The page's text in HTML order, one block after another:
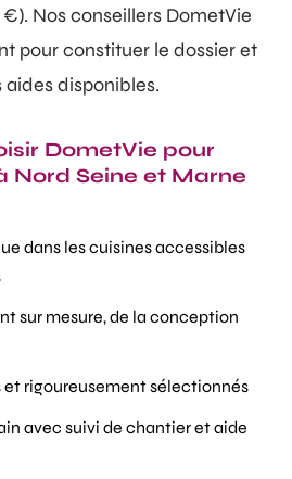
Nos conseillers DometVie
pour constituer le dossier et
disponibles.
DometVie pour
Nord Seine et Marne
dans les cuisines accessibles
sur mesure, de la conception
et rigoureusement sélectionnés
avec suivi de chantier et aide